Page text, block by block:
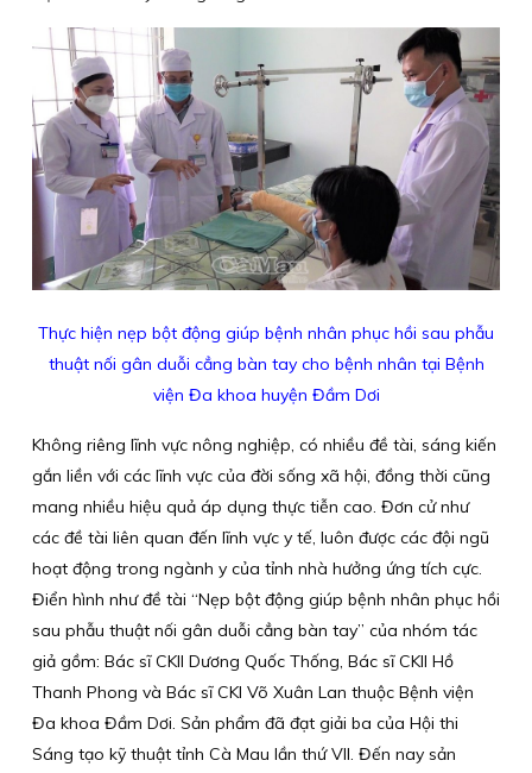
Thực hiện nẹp bột động giúp bệnh nhân phục hồi sau phẫu
thuật nối gân duỗi cẳng bàn tay cho bệnh nhân tại Bệnh
viện Đa khoa huyện Đầm Dơi
Không riêng lĩnh vực nông nghiệp, có nhiều đề tài, sáng kiến
gắn liền với các lĩnh vực của đời sống xã hội, đồng thời cũng
mang nhiều hiệu quả áp dụng thực tiễn cao. Đơn cử như
các đề tài liên quan đến lĩnh vực y tế, luôn được các đội ngũ
hoạt động trong ngành y của tỉnh nhà hưởng ứng tích cực.
Điển hình như đề tài “Nẹp bột động giúp bệnh nhân phục hồi
sau phẫu thuật nối gân duỗi cẳng bàn tay” của nhóm tác
giả gồm: Bác sĩ CKII Dương Quốc Thống, Bác sĩ CKII Hồ
Thanh Phong và Bác sĩ CKI Võ Xuân Lan thuộc Bệnh viện
Đa khoa Đầm Dơi. Sản phẩm đã đạt giải ba của Hội thi
Sáng tạo kỹ thuật tỉnh Cà Mau lần thứ VII. Đến nay sản